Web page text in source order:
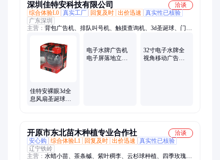
深圳佳特安科技有限公司
洽谈
综合体验L0 真实工厂 回复及时 出价迅速
真实性已核验
广东深圳
主营： 背包广告机、排队叫号机、触摸查询机、3d圣诞球、门禁
佳特安裸眼3d全
息风扇圣诞球悬
电子水牌广告机
电子屏落地立式
32寸电子水牌全
视角移动广告宣
开原市东北苗木种植专业合作社
洽谈
安心购
综合体验L1 回复及时 出价迅速
真实性已核验
辽宁铁岭
主营： 水蜡小苗、茶条槭、紫叶稠李、云杉球种植、四季玫瑰、